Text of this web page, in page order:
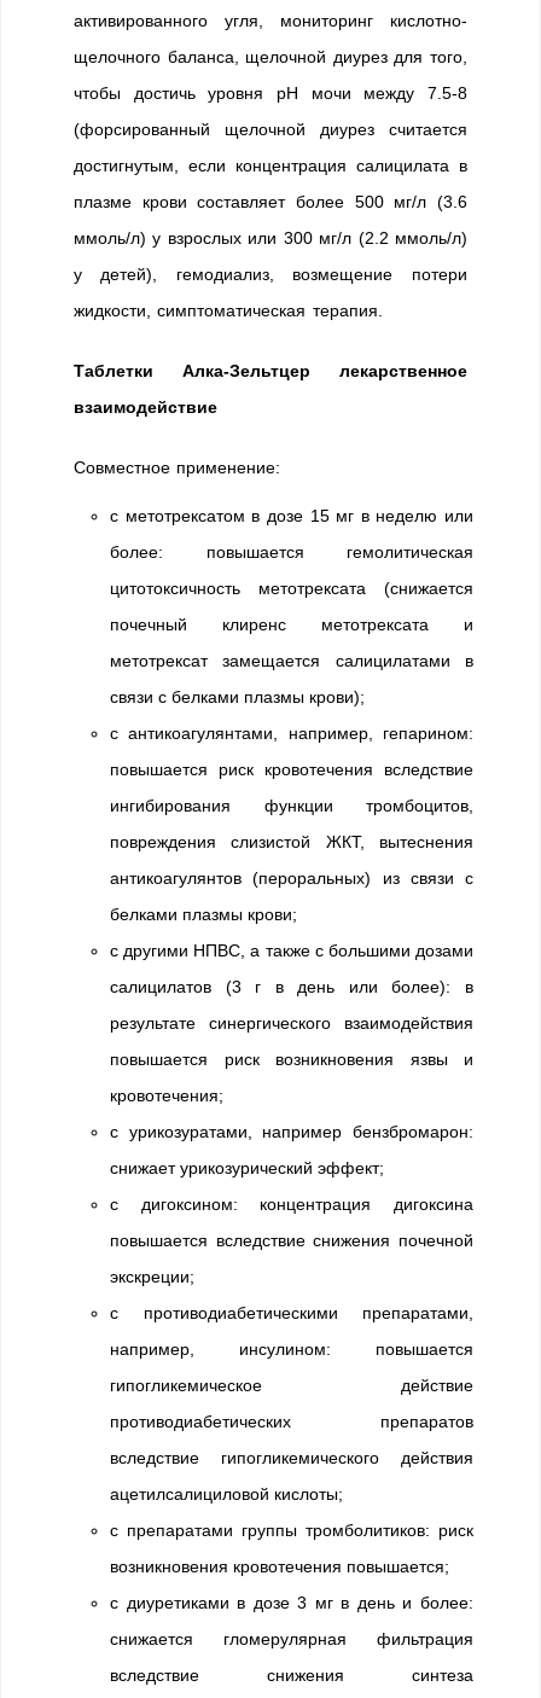
активированного угля, мониторинг кислотно-
щелочного баланса, щелочной диурез для того,
чтобы достичь уровня рН мочи между 7.5-8
(форсированный щелочной диурез считается
достигнутым, если концентрация салицилата в
плазме крови составляет более 500 мг/л (3.6
ммоль/л) у взрослых или 300 мг/л (2.2 ммоль/л)
у детей), гемодиализ, возмещение потери
жидкости, симптоматическая терапия.
Таблетки Алка-Зельтцер лекарственное
взаимодействие
Совместное применение:
с метотрексатом в дозе 15 мг в неделю или
более: повышается гемолитическая
цитотоксичность метотрексата (снижается
почечный клиренс метотрексата и
метотрексат замещается салицилатами в
связи с белками плазмы крови);
с антикоагулянтами, например, гепарином:
повышается риск кровотечения вследствие
ингибирования функции тромбоцитов,
повреждения слизистой ЖКТ, вытеснения
антикоагулянтов (пероральных) из связи с
белками плазмы крови;
с другими НПВС, а также с большими дозами
салицилатов (3 г в день или более): в
результате синергического взаимодействия
повышается риск возникновения язвы и
кровотечения;
с урикозуратами, например бензбромарон:
снижает урикозурический эффект;
с дигоксином: концентрация дигоксина
повышается вследствие снижения почечной
экскреции;
с противодиабетическими препаратами,
например, инсулином: повышается
гипогликемическое действие
противодиабетических препаратов
вследствие гипогликемического действия
ацетилсалициловой кислоты;
с препаратами группы тромболитиков: риск
возникновения кровотечения повышается;
с диуретиками в дозе 3 мг в день и более:
снижается гломерулярная фильтрация
вследствие снижения синтеза